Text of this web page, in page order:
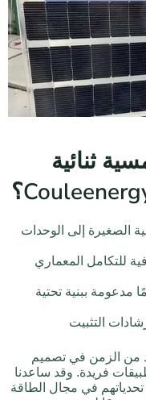
ثنائية
الصغيرة إلى الوحدات
للتكامل المعماري
الطاقة لمدة 30 عامًا مدعومة ببنية تحتية
التثبيت
من الزمن في تصميم
فريدة. وقد ساعدنا
على تحويل تحدياتهم في مجال الطاقة